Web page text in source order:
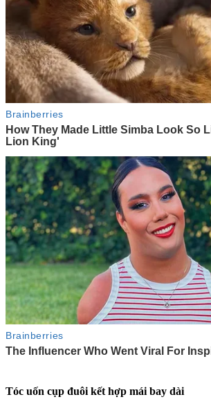
Tóc uốn cụp đuôi kết hợp mái bay dài